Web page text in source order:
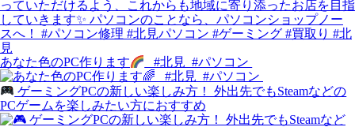
あなた色のPC作ります ⁡⁡ ⁡ #北見⁡ ⁡ #パソコン⁡ ⁡
ゲーミングPCの新しい楽しみ方！ 外出先でもSteamなどの
PCゲームを楽しみたい方におすすめ